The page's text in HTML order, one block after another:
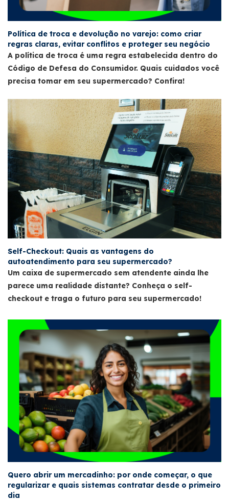
Política de troca e devolução no varejo: como criar
regras claras, evitar conflitos e proteger seu negócio
A política de troca é uma regra estabelecida dentro do
Código de Defesa do Consumidor. Quais cuidados você
precisa tomar em seu supermercado? Confira!
Self-Checkout: Quais as vantagens do
autoatendimento para seu supermercado?
Um caixa de supermercado sem atendente ainda lhe
parece uma realidade distante? Conheça o self-
checkout e traga o futuro para seu supermercado!
Quero abrir um mercadinho: por onde começar, o que
regularizar e quais sistemas contratar desde o primeiro
dia